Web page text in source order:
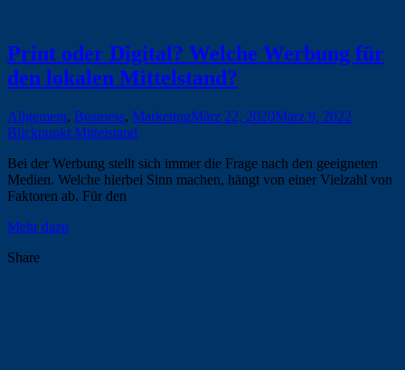
Print oder Digital? Welche Werbung für
den lokalen Mittelstand?
Allgemein, Business, MarketingMärz 22, 2020März 9, 2022
Blickpunkt Mittelstand
Bei der Werbung stellt sich immer die Frage nach den geeigneten
Medien. Welche hierbei Sinn machen, hängt von einer Vielzahl von
Faktoren ab. Für den
Mehr dazu
Share